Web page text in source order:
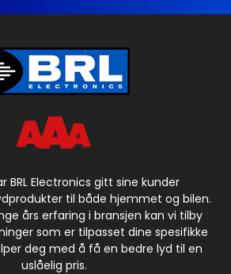
BRL Electronics gitt sine kunder
til både hjemmet og bilen.
års erfaring i bransjen kan vi tilby
som er tilpasset dine spesifikke
deg med å få en bedre lyd til en
uslåelig pris.